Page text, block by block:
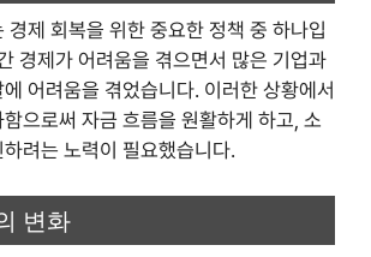
경제 회복을 위한 중요한 정책 중 하나입
경제가 어려움을 겪으면서 많은 기업과
어려움을 겪었습니다. 이러한 상황에서
으로써 자금 흐름을 원활하게 하고, 소
려는 노력이 필요했습니다.
변화